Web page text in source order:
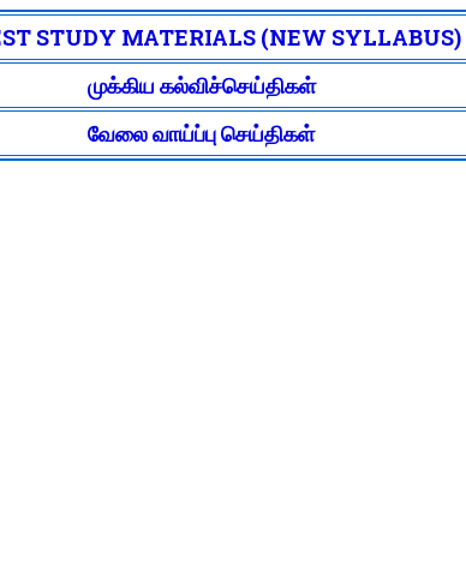
STUDY MATERIALS (NEW SYLLABUS)
முக்கிய கல்விச்செய்திகள்
வேலை வாய்ப்பு செய்திகள்